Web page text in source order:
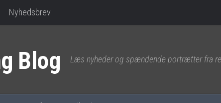
Nyhedsbrev
Læs nyheder og spændende portrætter fra